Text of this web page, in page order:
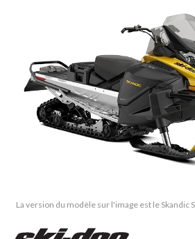
La version du modèle sur l'image est le Skandic